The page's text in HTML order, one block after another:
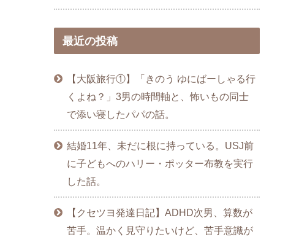
最近の投稿
【大阪旅行①】「きのう ゆにばーしゃる行
くよね？」3男の時間軸と、怖いもの同士
で添い寝したパパの話。
結婚11年、未だに根に持っている。USJ前
に子どもへのハリー・ポッター布教を実行
した話。
【クセツヨ発達日記】ADHD次男、算数が
苦手。温かく見守りたいけど、苦手意識が